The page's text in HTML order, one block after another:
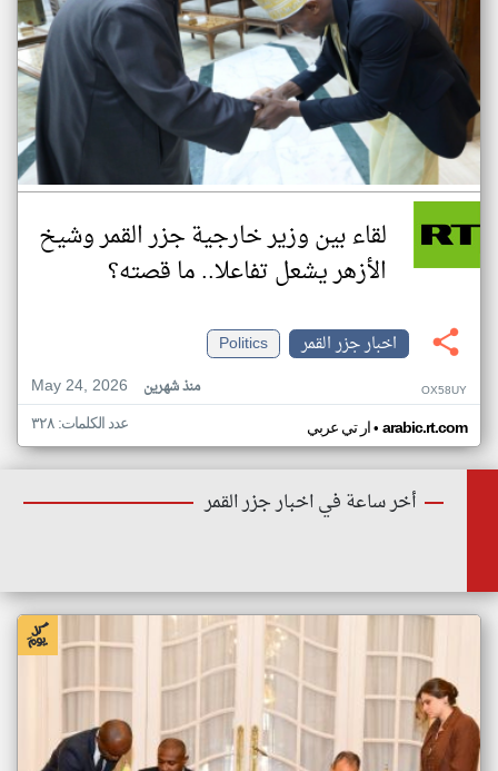
لقاء بين وزير خارجية جزر القمر وشيخ
الأزهر يشعل تفاعلا.. ما قصته؟
اخبار جزر القمر
Politics
May 24, 2026
منذ شهرين OX58UY
ار تي عربي• arabic.rt.com عدد الكلمات: ٣٢٨
أخر ساعة في اخبار جزر القمر